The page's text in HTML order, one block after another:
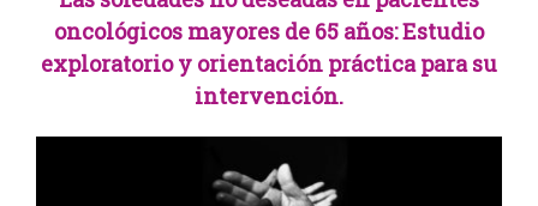
oncológicos mayores de 65 años: Estudio
exploratorio y orientación práctica para su
intervención.